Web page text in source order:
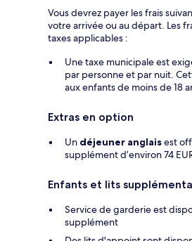
Vous devrez payer les frais
votre arrivée ou au départ. Les
taxes applicables :
Une taxe municipale est
par personne et par nuit.
aux enfants de moins de 18
Extras en option
Un déjeuner anglaisest
supplément d’environ 74
Enfants et lits
Service de garderie est
supplément